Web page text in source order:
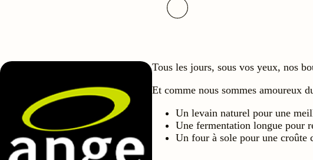
Tous les jours, sous vos yeux, nos
Et comme nous sommes amoureux
Un levain naturel pour une
Une fermentation longue pour
Un four à sole pour une croûte